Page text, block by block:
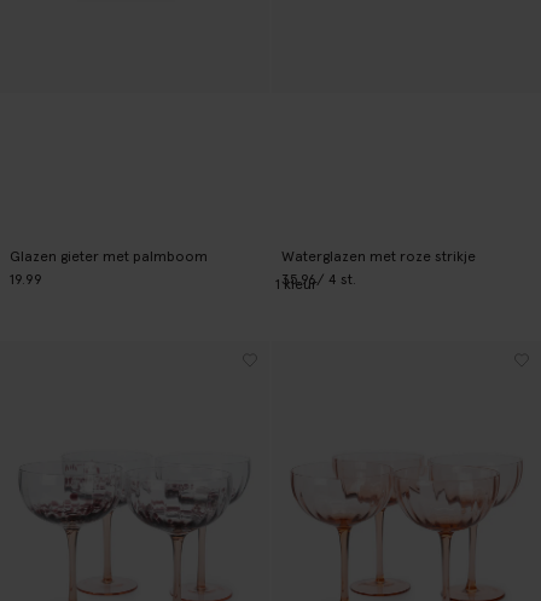
Glazen gieter met palmboom
19.99
Waterglazen met roze strikje
35.96/ 4 st.
1 kleur